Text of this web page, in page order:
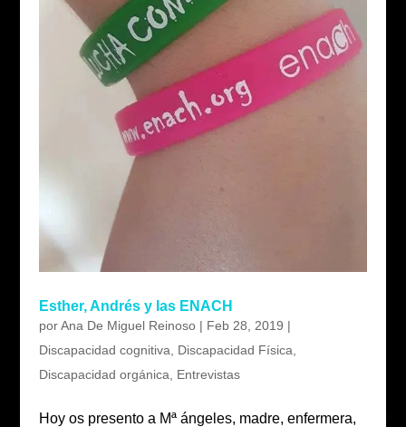
Esther, Andrés y las ENACH
porAna De Miguel Reinoso| Feb 28, 2019 |
Discapacidad cognitiva
Discapacidad Física
Discapacidad orgánica
Entrevistas
Hoy os presento a Mª ángeles, madre, enfermera,